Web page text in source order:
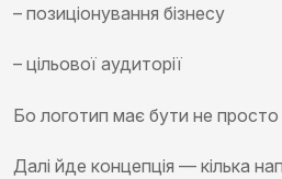
– позиціонування бізнесу
– цільової аудиторії
Бо логотип має бути не
Далі йде концепція — кілька